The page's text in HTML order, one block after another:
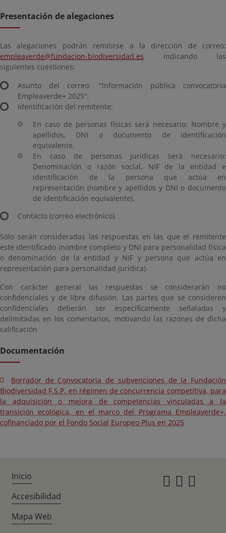
Presentación de alegaciones
Las alegaciones podrán remitirse a la dirección de correo:
empleaverde@fundacion-biodiversidad.es indicando las
siguientes cuestiones:
Asunto del correo: "Información pública convocatoria
Empleaverde+ 2025".
Identificación del remitente:
En caso de personas físicas será necesario: Nombre y
apellidos, DNI o documento de identificación
equivalente.
En caso de personas jurídicas será necesario:
Denominación o razón social, NIF de la entidad e
identificación de la persona que actúa en
representación (nombre y apellidos y DNI o documento
de identificación equivalente).
Contacto (correo electrónico).
Sólo serán consideradas las respuestas en las que el remitente
esté identificado (nombre completo y DNI para personalidad física
o denominación de la entidad y NIF y persona que actúa en
representación para personalidad jurídica).
Con carácter general las respuestas se considerarán no
confidenciales y de libre difusión. Las partes que se consideren
confidenciales deberán ser específicamente señaladas y
delimitadas en los comentarios, motivando las razones de dicha
calificación
Documentación
Borrador de Convocatoria de subvenciones de la Fundación
Biodiversidad F.S.P. en régimen de concurrencia competitiva, para
la adquisición o mejora de competencias vinculadas a la
transición ecológica, en el marco del Programa Empleaverde+,
cofinanciado por el Fondo Social Europeo Plus en 2025
Inicio
Accesibilidad
Mapa Web